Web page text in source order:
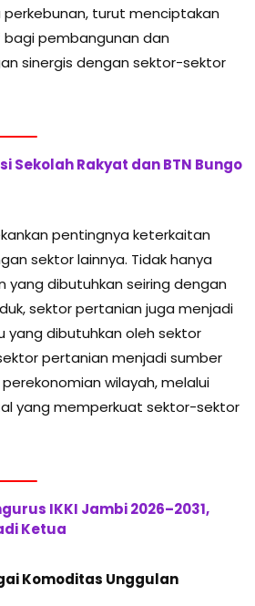
perkebunan, turut menciptakan
bagi pembangunan dan
sinergis dengan sektor-sektor
Sekolah Rakyat dan BTN Bungo
pentingnya keterkaitan
sektor lainnya. Tidak hanya
yang dibutuhkan seiring dengan
sektor pertanian juga menjadi
yang dibutuhkan oleh sektor
pertanian menjadi sumber
wilayah, melalui
yang memperkuat sektor-sektor
IKKI Jambi 2026–2031,
Ketua
Komoditas Unggulan